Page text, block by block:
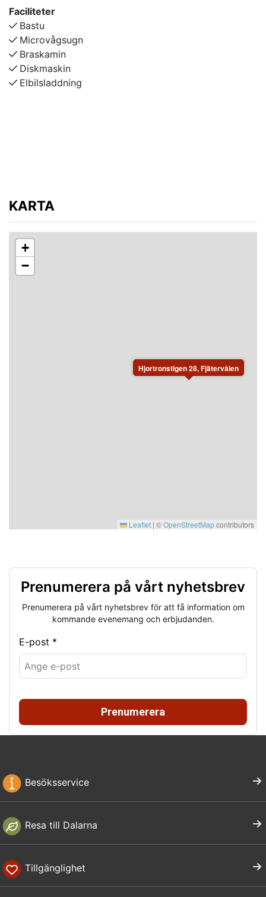
längdspår går att använda.
Faciliteter
Bastu
Microvågsugn
Braskamin
Diskmaskin
Elbilsladdning
KARTA
Hjortronstigen 28, Fjätervålen
+
−
Leaflet | ©OpenStreetMapcontributors
Prenumerera på vårt nyhetsbrev
Prenumerera på vårt nyhetsbrev för att få information om
kommande evenemang och erbjudanden.
E-post *
Prenumerera
Besöksservice
Resa till Dalarna
Tillgänglighet